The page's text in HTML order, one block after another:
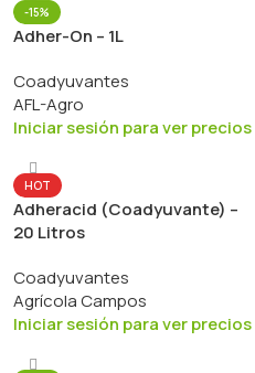
-15%
Adher-On – 1L
Coadyuvantes
AFL-Agro
Iniciar sesión para ver precios
HOT
Adheracid (Coadyuvante) –
20 Litros
Coadyuvantes
Agrícola Campos
Iniciar sesión para ver precios